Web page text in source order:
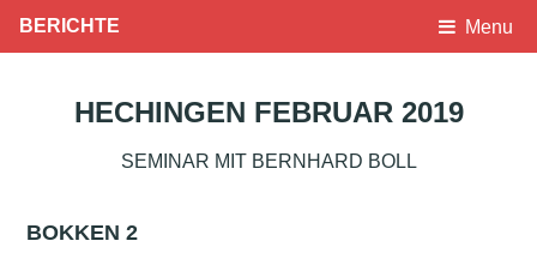
BERICHTE Menu
HECHINGEN FEBRUAR 2019
SEMINAR MIT BERNHARD BOLL
BOKKEN 2